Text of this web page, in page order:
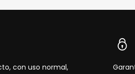
con uso normal,